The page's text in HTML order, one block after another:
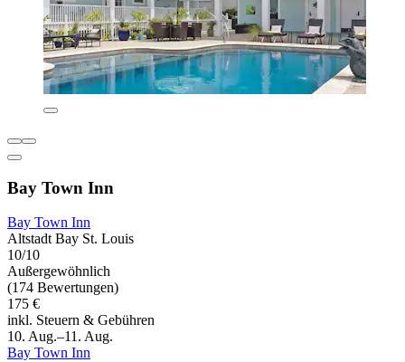
Bay Town Inn
Bay Town Inn
Altstadt Bay St. Louis
10/10
Außergewöhnlich
(174 Bewertungen)
175 €
inkl. Steuern & Gebühren
10. Aug.–11. Aug.
Bay Town Inn